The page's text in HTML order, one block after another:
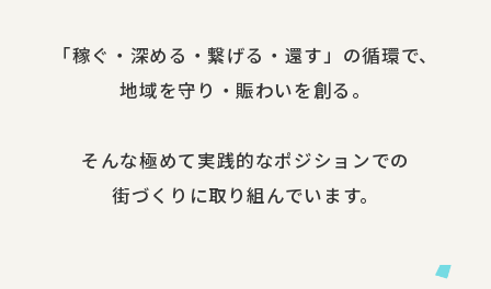
​「稼ぐ・​深める​・繋げる・還す」の​循環で、​
地域を​守り・​賑わいを​創る。
​そんな​極めて​実践的な​ポジションでの​
街づくりに​取り組んでいます。​